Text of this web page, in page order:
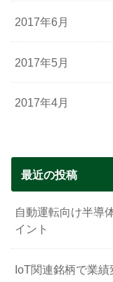
2017年6月
2017年5月
2017年4月
最近の投稿
自動運転向け半導
イント
IoT関連銘柄で業